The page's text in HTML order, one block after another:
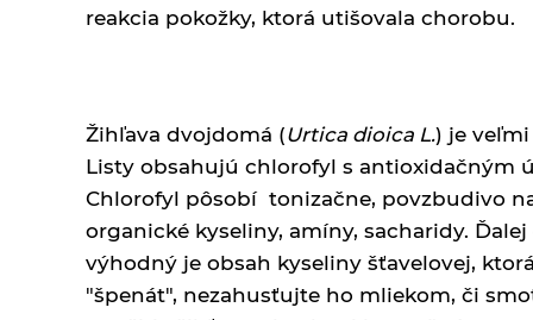
Rad čajov šťastie je ...
Sonnentor
Zasa dobre - bylinné čaje
Sonnentor
Zelené, biele, čierne čaje
Sonnentor
Detské pochúťky
Drogéria a čistiace
reakcia pokožky, ktorá utišovala chorobu.
Žihľava dvojdomá (Urtica dioica L.) je
Listy obsahujú chlorofyl s antioxidačným
Chlorofyl pôsobí tonizačne, povzbudivo
organické kyseliny, amíny, sacharidy.
výhodný je obsah kyseliny šťavelovej,
"špenát", nezahusťujte ho mliekom, či